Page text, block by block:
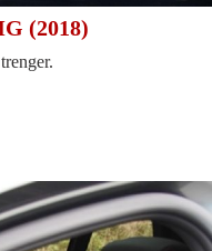
(2018)